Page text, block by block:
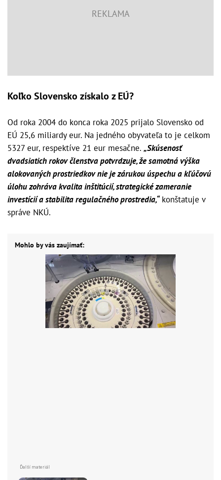
Koľko Slovensko získalo z EÚ?
Od roka 2004 do konca roka 2025 prijalo Slovensko od
EÚ 25,6 miliardy eur. Na jedného obyvateľa to je celkom
5327 eur, respektíve 21 eur mesačne. „Skúsenosť
dvadsiatich rokov členstva potvrdzuje, že samotná výška
alokovaných prostriedkov nie je zárukou úspechu a kľúčovú
úlohu zohráva kvalita inštitúcií, strategické zameranie
investícií a stabilita regulačného prostredia,“konštatuje v
správe NKÚ.
Mohlo by vás zaujímať: